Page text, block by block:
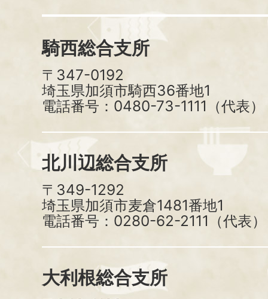
騎西総合支所
〒347-0192
埼玉県加須市騎西36番地1
電話番号：0480-73-1111（代表）
北川辺総合支所
〒349-1292
埼玉県加須市麦倉1481番地1
電話番号：0280-62-2111（代表）
大利根総合支所